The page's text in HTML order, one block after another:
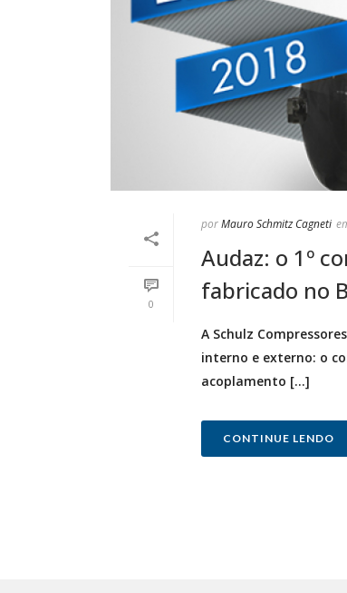
0
porMauro Schmitz Cagneti
Audaz: o 1º
fabricado no
A Schulz
interno e externo: o
acoplamento [...]
CONTINUE LENDO